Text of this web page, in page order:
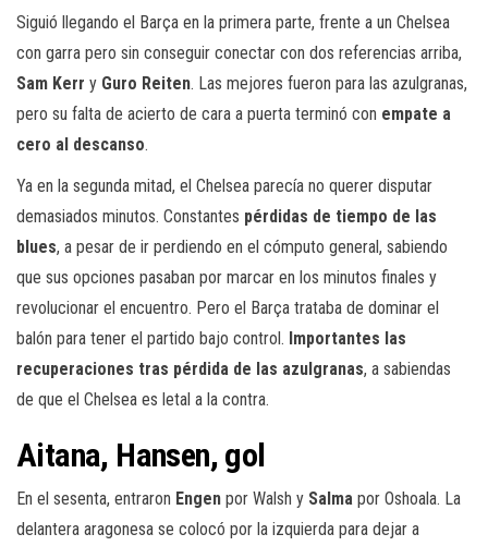
Siguió llegando el Barça en la primera parte, frente a un Chelsea
con garra pero sin conseguir conectar con dos referencias arriba,
Sam Kerr y Guro Reiten. Las mejores fueron para las azulgranas,
pero su falta de acierto de cara a puerta terminó con empate a
cero al descanso.
Ya en la segunda mitad, el Chelsea parecía no querer disputar
demasiados minutos. Constantes pérdidas de tiempo de las
blues, a pesar de ir perdiendo en el cómputo general, sabiendo
que sus opciones pasaban por marcar en los minutos finales y
revolucionar el encuentro. Pero el Barça trataba de dominar el
balón para tener el partido bajo control. Importantes las
recuperaciones tras pérdida de las azulgranas, a sabiendas
de que el Chelsea es letal a la contra.
Aitana, Hansen, gol
En el sesenta, entraron Engen por Walsh y Salma por Oshoala. La
delantera aragonesa se colocó por la izquierda para dejar a